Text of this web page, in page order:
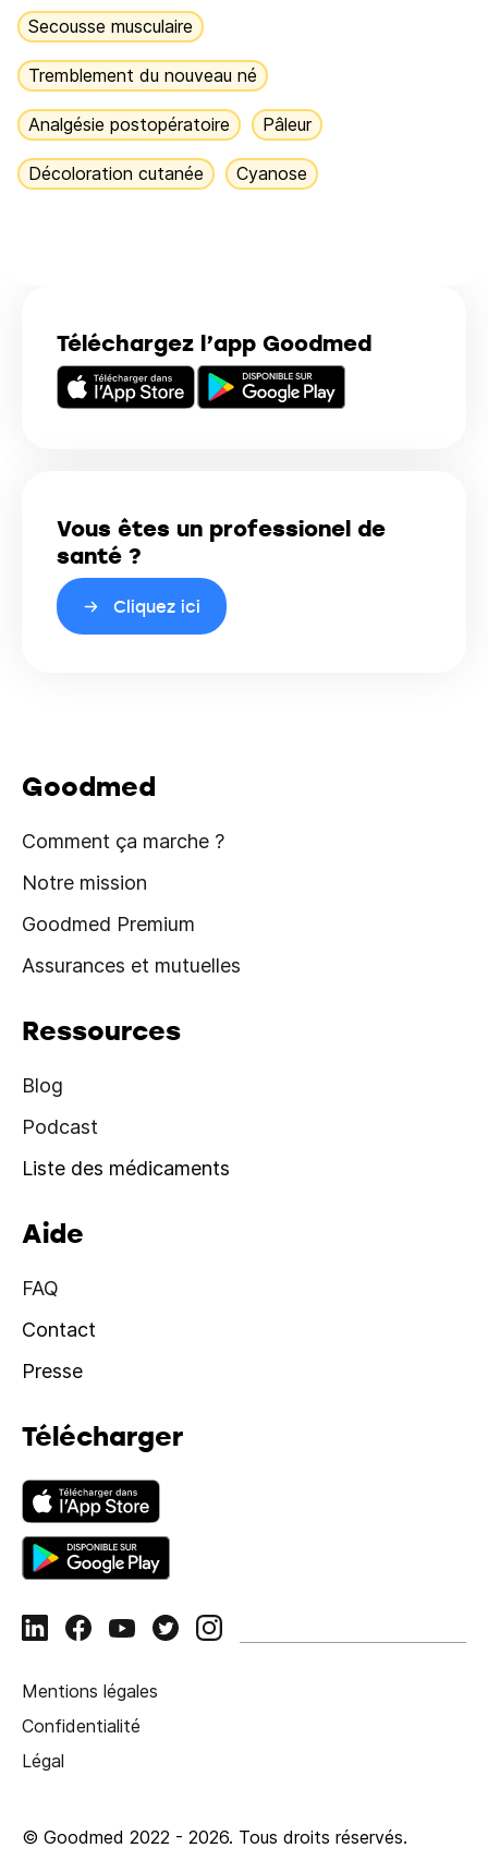
Téléchargez l’app Goodmed
Vous êtes un professionel de
santé ?
Cliquez ici
Secousse musculaire
Tremblement du nouveau né
Analgésie postopératoire Pâleur
Décoloration cutanée Cyanose
Goodmed
Comment ça marche ?
Notre mission
Goodmed Premium
Assurances et mutuelles
Ressources
Blog
Podcast
Liste des médicaments
Aide
FAQ
Contact
Presse
Télécharger
Mentions légales
Confidentialité
Légal
© Goodmed 2022 - 2026. Tous droits réservés.